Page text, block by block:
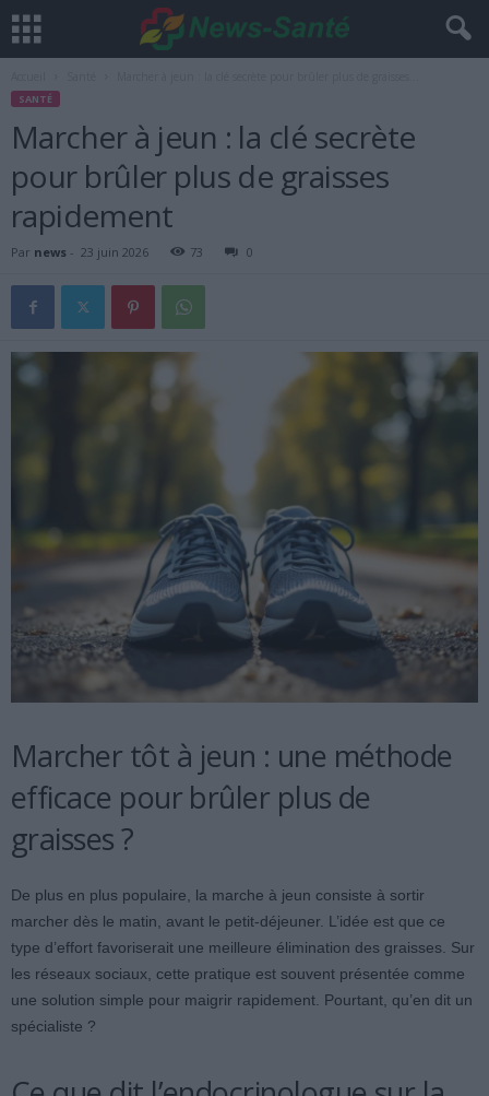
SANTÉ
Marcher à jeun : la clé secrète
pour brûler plus de graisses
rapidement
Par news - 23 juin 2026 73 0
Marcher tôt à jeun : une méthode
efficace pour brûler plus de
graisses ?
De plus en plus populaire, la marche à jeun consiste à sortir
marcher dès le matin, avant le petit-déjeuner. L’idée est que ce
type d’effort favoriserait une meilleure élimination des graisses. Sur
les réseaux sociaux, cette pratique est souvent présentée comme
une solution simple pour maigrir rapidement. Pourtant, qu’en dit un
spécialiste ?